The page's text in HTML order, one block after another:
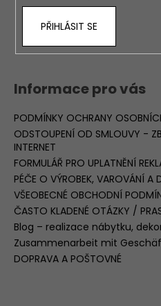
PŘIHLÁSIT SE
Informace pro vás
PODMÍNKY OCHRANY
ODSTOUPENÍ OD SMLOUVY -
INTERNET
FORMULÁŘ PRO UPLATNĚNÍ
PÉČE O VÝROBEK, VAROVÁNÍ A
VŠEOBECNÉ OBCHODNÍ
ČASTO KLADENÉ OTÁZKY /
Blog – realizace nábytku,
Zusammenarbeit mit
DOPRAVA A POŠTOVNÉ